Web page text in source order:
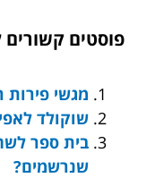
פוסטים
מגשי
שוקולד
בית ספר
שנרשמים?